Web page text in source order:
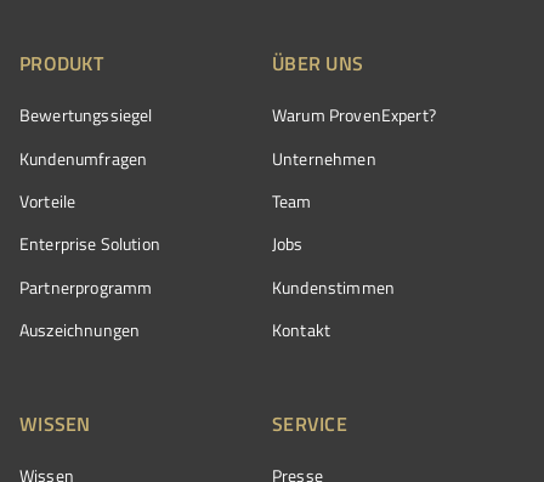
PRODUKT
Bewertungssiegel
Kundenumfragen
Vorteile
Enterprise Solution
Partnerprogramm
Auszeichnungen
ÜBER UNS
Warum ProvenExpert?
Unternehmen
Team
Jobs
Kundenstimmen
Kontakt
WISSEN
Wissen
SERVICE
Presse